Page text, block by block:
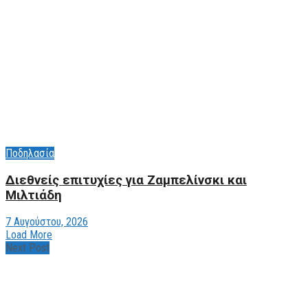
Ποδηλασία
Διεθνείς επιτυχίες για Ζαμπελίνσκι και
Μιλτιάδη
7 Αυγούστου, 2026
Load More
Next Post